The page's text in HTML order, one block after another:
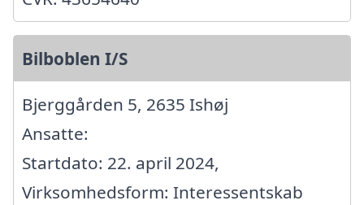
Bilboblen I/S
Bjerggården 5, 2635 Ishøj
Ansatte:
Startdato: 22. april 2024,
Virksomhedsform: Interessentskab